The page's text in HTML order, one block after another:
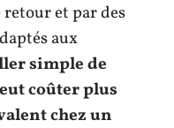
retour et par des
aux
simple de
coûter plus
chez un